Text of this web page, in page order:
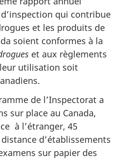
qui contribue
et les produits de
soient conformes à la
et aux règlements
utilisation soit
de l’Inspectorat a
sur place au Canada,
à l’étranger, 45
d’établissements
sur papier des